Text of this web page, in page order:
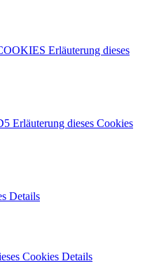
Erläuterung dieses
Erläuterung dieses Cookies
Details
Cookies Details